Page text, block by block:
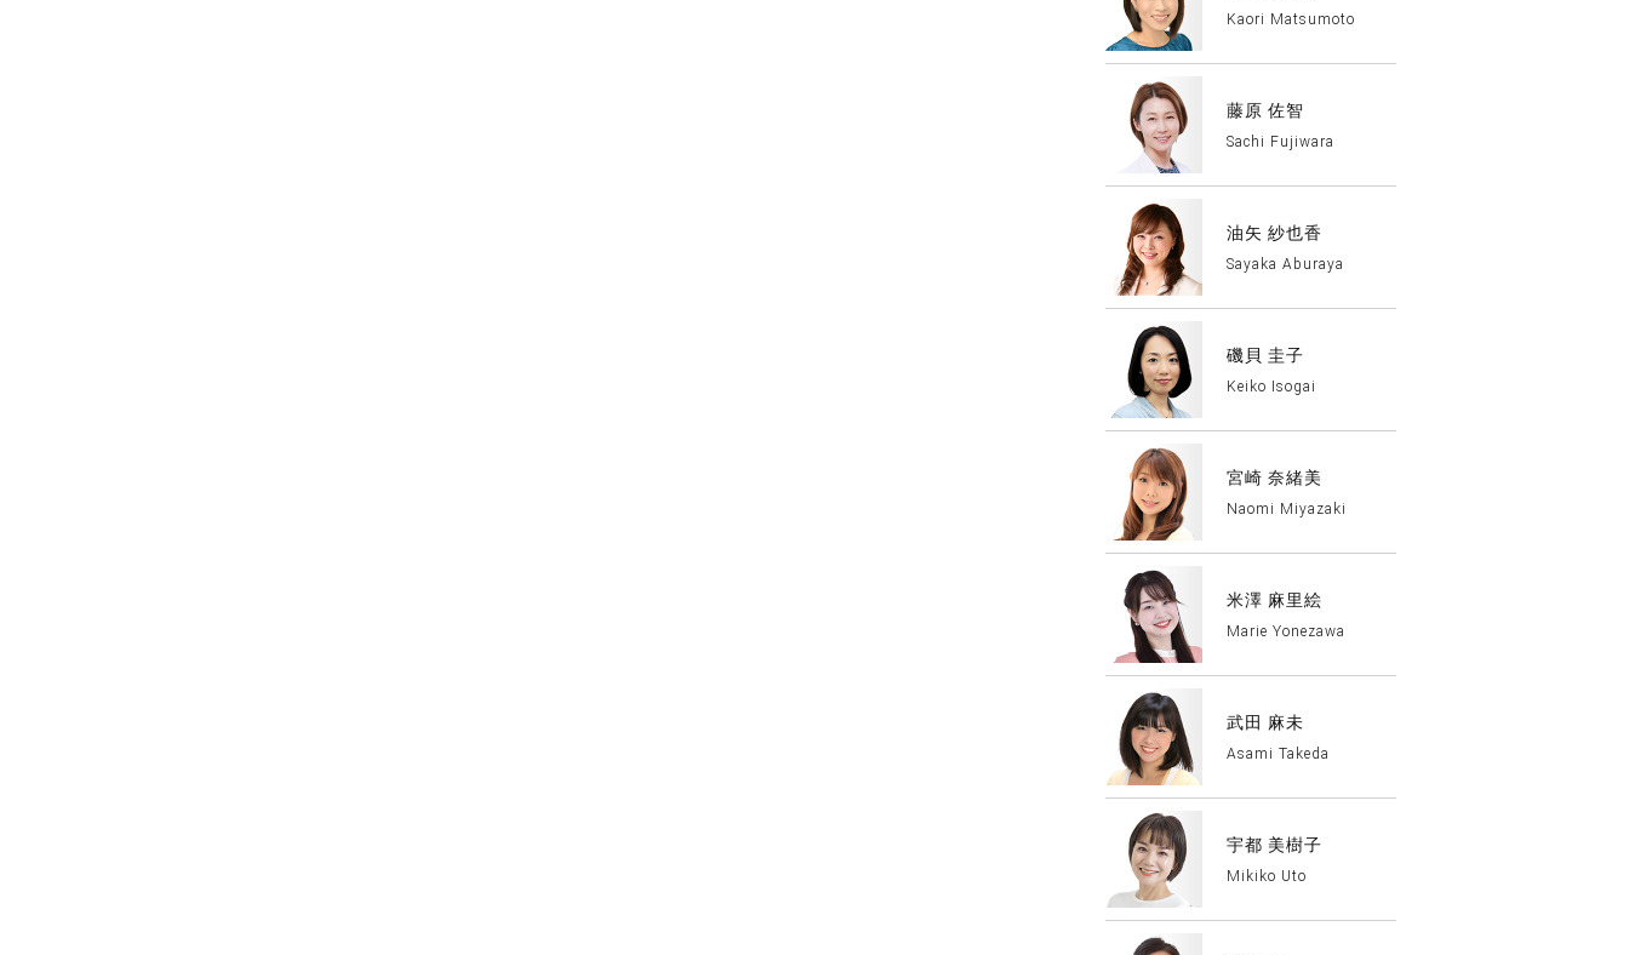
Kaori Matsumoto
藤原 佐智
Sachi Fujiwara
油矢 紗也香
Sayaka Aburaya
磯貝 圭子
Keiko Isogai
宮崎 奈緒美
Naomi Miyazaki
米澤 麻里絵
Marie Yonezawa
武田 麻未
Asami Takeda
宇都 美樹子
Mikiko Uto